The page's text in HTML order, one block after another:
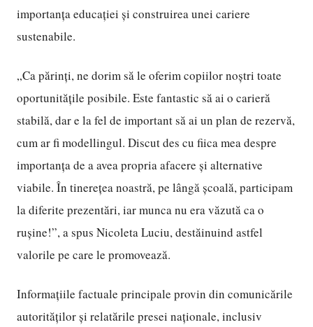
importanța educației și construirea unei cariere
sustenabile.
„Ca părinți, ne dorim să le oferim copiilor noștri toate
oportunitățile posibile. Este fantastic să ai o carieră
stabilă, dar e la fel de important să ai un plan de rezervă,
cum ar fi modellingul. Discut des cu fiica mea despre
importanța de a avea propria afacere și alternative
viabile. În tinerețea noastră, pe lângă școală, participam
la diferite prezentări, iar munca nu era văzută ca o
rușine!”, a spus Nicoleta Luciu, destăinuind astfel
valorile pe care le promovează.
Informațiile factuale principale provin din comunicările
autorităților și relatările presei naționale, inclusiv